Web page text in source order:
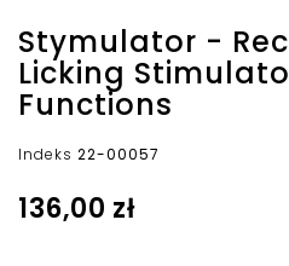
Stymulator -
Licking
Functions
Indeks 22-00057
136,00 zł